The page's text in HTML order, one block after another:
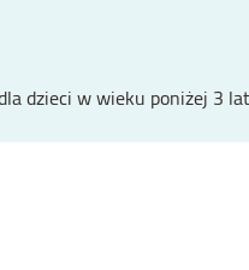
dzieci w wieku poniżej 3